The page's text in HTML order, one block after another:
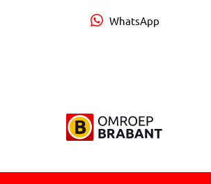
WhatsApp